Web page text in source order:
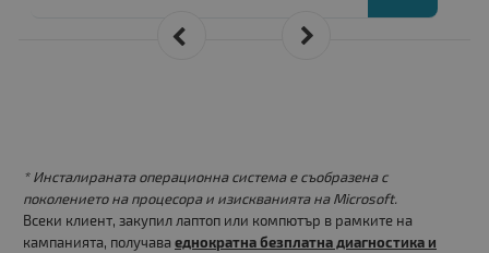
* Инсталираната операционна система е съобразена с
поколението на процесора и изискванията на Microsoft.
Всеки клиент, закупил лаптоп или компютър в рамките на
кампанията, получава еднократна безплатна диагностика и